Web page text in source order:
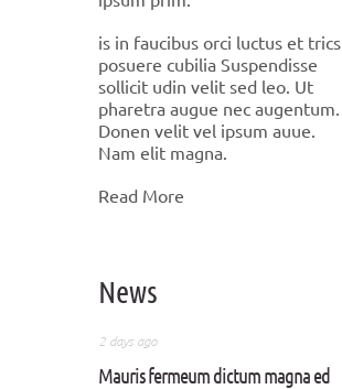
is in faucibus orci luctus et trics
posuere cubilia Suspendisse
sollicit udin velit sed leo. Ut
pharetra augue nec augentum.
Donen velit vel ipsum auue.
Nam elit magna.
Read More
News
2 days ago
Mauris fermeum dictum magna ed